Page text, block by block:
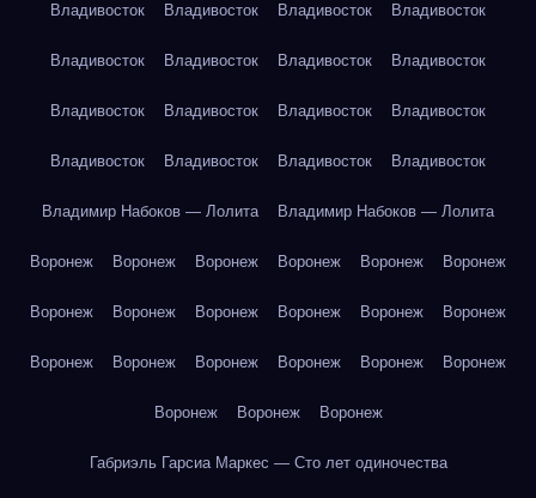
Владивосток Владивосток Владивосток Владивосток
Владивосток Владивосток Владивосток Владивосток
Владивосток Владивосток Владивосток Владивосток
Владивосток Владивосток Владивосток Владивосток
Владимир Набоков — Лолита Владимир Набоков — Лолита
Воронеж Воронеж Воронеж Воронеж Воронеж Воронеж
Воронеж Воронеж Воронеж Воронеж Воронеж Воронеж
Воронеж Воронеж Воронеж Воронеж Воронеж Воронеж
Воронеж Воронеж Воронеж
Габриэль Гарсиа Маркес — Сто лет одиночества